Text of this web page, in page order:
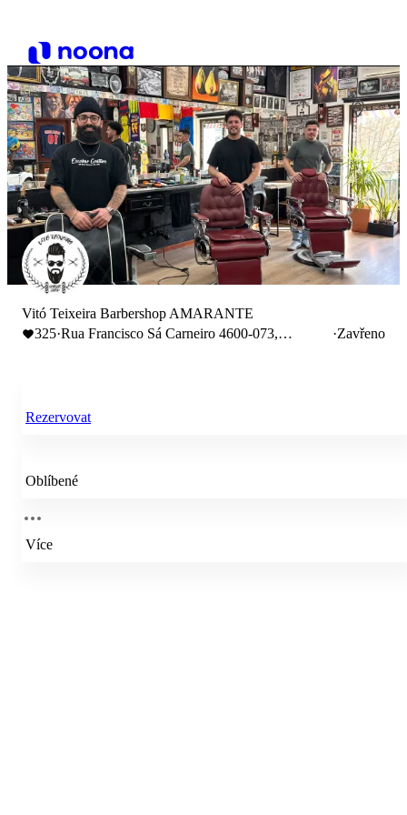
Vitó Teixeira Barbershop AMARANTE
325·Rua Francisco Sá Carneiro 4600-073,
·Zavřeno
Rezervovat
Oblíbené
Více